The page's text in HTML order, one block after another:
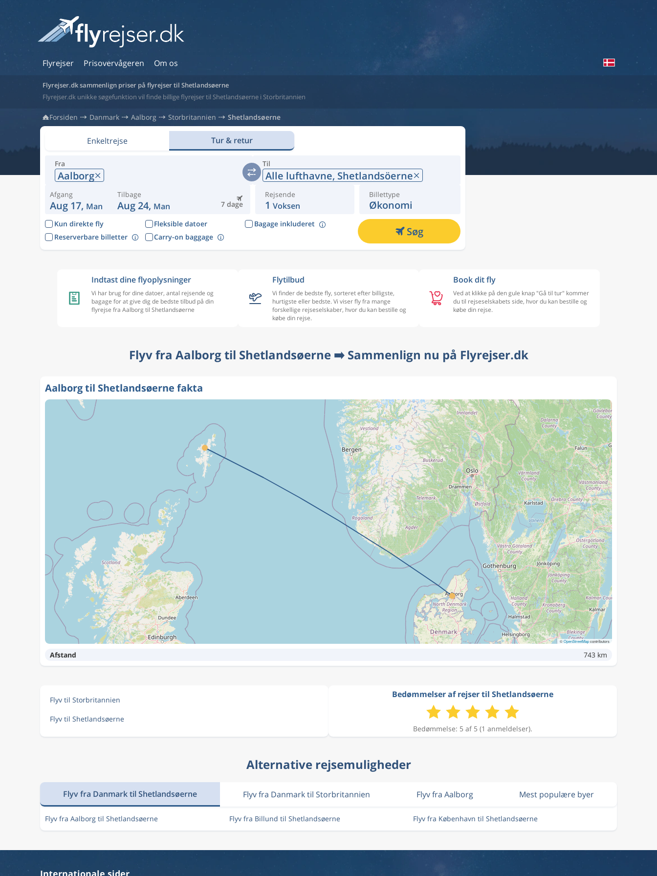
Flyrejser Prisovervågeren Om os
Flyrejser.dk sammenlign priser på flyrejser til Shetlandsøerne
Flyrejser.dk unikke søgefunktion vil finde billige flyrejser til Shetlandsøerne i Storbritannien
Forsiden Danmark Aalborg Storbritannien Shetlandsøerne
Enkeltrejse Tur & retur
Fra
Aalborg
Til
Alle lufthavne, Shetlandsöerne
Afgang
Aug 17, Man 7 dage
Tilbage
Aug 24, Man
Rejsende
1 Voksen
Billettype
Økonomi
Kun direkte fly Fleksible datoer
Bagage inkluderet
Reserverbare billetter
Carry-on baggage Søg
Indtast dine flyoplysninger
Vi har brug for dine datoer, antal rejsende og
bagage for at give dig de bedste tilbud på din
flyrejse fra Aalborg til Shetlandsøerne
Flytilbud
Vi finder de bedste fly, sorteret efter billigste,
hurtigste eller bedste. Vi viser fly fra mange
forskellige rejseselskaber, hvor du kan bestille og
købe din rejse.
Book dit fly
Ved at klikke på den gule knap "Gå til tur" kommer
du til rejseselskabets side, hvor du kan bestille og
købe din rejse.
Flyv fra Aalborg til Shetlandsøerne ➡️ Sammenlign nu på Flyrejser.dk
Aalborg til Shetlandsøerne fakta
©OpenStreetMapcontributors
Afstand 743 km
Flyv til Storbritannien
Flyv til Shetlandsøerne
Bedømmelser af rejser til Shetlandsøerne
Bedømmelse: 5 af 5 (1 anmeldelser).
Alternative rejsemuligheder
Flyv fra Danmark til Shetlandsøerne Flyv fra Danmark til Storbritannien Flyv fra Aalborg Mest populære byer
Flyv fra Aalborg til Shetlandsøerne Flyv fra Billund til Shetlandsøerne Flyv fra København til Shetlandsøerne
Internationale sider